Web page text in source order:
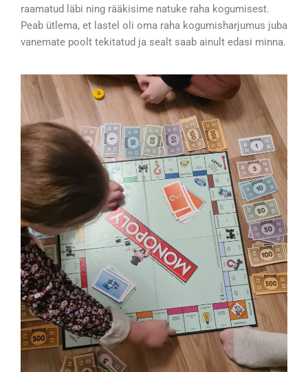
raamatud läbi ning rääkisime natuke raha kogumisest.
Peab ütlema, et lastel oli oma raha kogumisharjumus juba
vanemate poolt tekitatud ja sealt saab ainult edasi minna.